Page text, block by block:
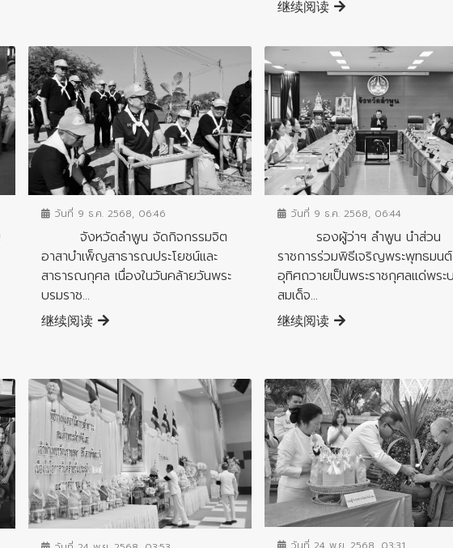
继续阅读
ข่าวกิจกรรมสำคัญจังหวัด
วันที่ 9 ธ.ค. 2568, 06:46
จังหวัดลำพูน จัดกิจกรรมจิต
อาสาบำเพ็ญสาธารณประโยชน์และ
สาธารณกุศล เนื่องในวันคล้ายวันพระ
บรมราช...
继续阅读
ข่าวกิจกรรมสำคัญจังหวัด
วันที่ 9 ธ.ค. 2568, 06:44
รองผู้ว่าฯ ลำพูน นำส่วน
ราชการร่วมพิธีเจริญพระพุทธมนต์
อุทิศถวายเป็นพระราชกุศลแด่พระ
สมเด็จ...
继续阅读
ข่าวกิจกรรมสำคัญจังหวัด ข่าวกิจกรรมสำคัญจังหวัด